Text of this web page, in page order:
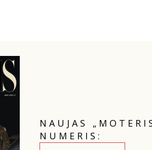
NAUJAS
NUMERIS: